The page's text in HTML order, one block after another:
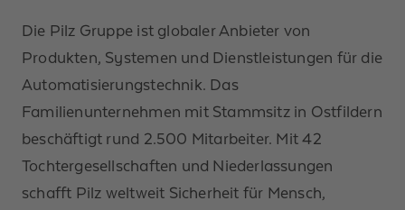
Die Pilz Gruppe ist globaler Anbieter von
Produkten, Systemen und Dienstleistungen für die
Automatisierungstechnik. Das
Familienunternehmen mit Stammsitz in Ostfildern
beschäftigt rund 2.500 Mitarbeiter. Mit 42
Tochtergesellschaften und Niederlassungen
schafft Pilz weltweit Sicherheit für Mensch,